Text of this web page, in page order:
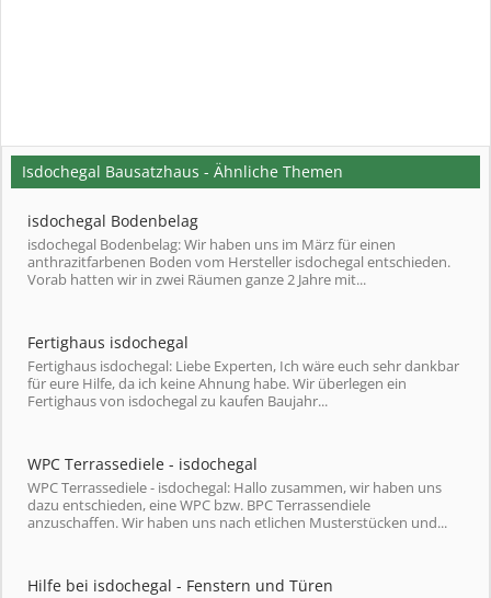
Isdochegal Bausatzhaus - Ähnliche Themen
isdochegal Bodenbelag
isdochegal Bodenbelag: Wir haben uns im März für einen
anthrazitfarbenen Boden vom Hersteller isdochegal entschieden.
Vorab hatten wir in zwei Räumen ganze 2 Jahre mit...
Fertighaus isdochegal
Fertighaus isdochegal: Liebe Experten, Ich wäre euch sehr dankbar
für eure Hilfe, da ich keine Ahnung habe. Wir überlegen ein
Fertighaus von isdochegal zu kaufen Baujahr...
WPC Terrassediele - isdochegal
WPC Terrassediele - isdochegal: Hallo zusammen, wir haben uns
dazu entschieden, eine WPC bzw. BPC Terrassendiele
anzuschaffen. Wir haben uns nach etlichen Musterstücken und...
Hilfe bei isdochegal - Fenstern und Türen